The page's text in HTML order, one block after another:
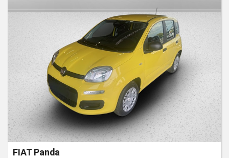
FIAT Panda